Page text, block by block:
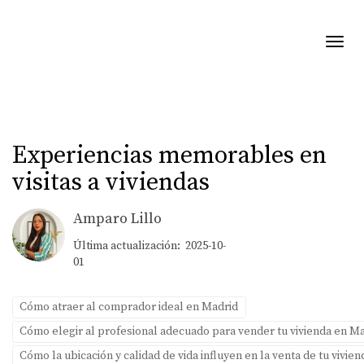
Experiencias memorables en
visitas a viviendas
Amparo Lillo
Última actualización: 2025-10-
01
Cómo atraer al comprador ideal en Madrid
Cómo elegir al profesional adecuado para vender tu vivienda en
Cómo la ubicación y calidad de vida influyen en la venta de tu